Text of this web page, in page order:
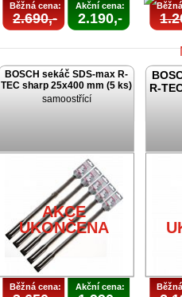
Běžná cena:
2.690,-
Akční cena:
2.190,-
BOSCH sekáč SDS-max R-
TEC sharp 25x400 mm (5 ks)
samoostřící
AKCE
UKONČENA
Běžná cena: Akční cena:
R-